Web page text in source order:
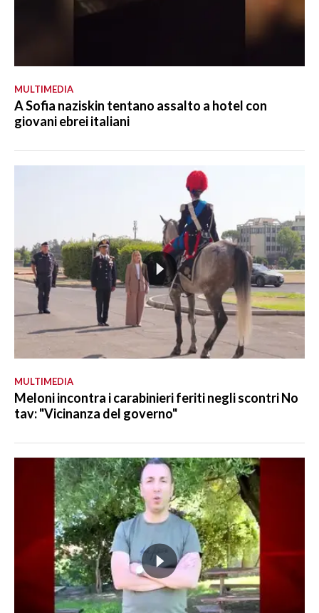
MULTIMEDIA
A Sofia naziskin tentano assalto a hotel con
giovani ebrei italiani
MULTIMEDIA
Meloni incontra i carabinieri feriti negli scontri No
tav: "Vicinanza del governo"